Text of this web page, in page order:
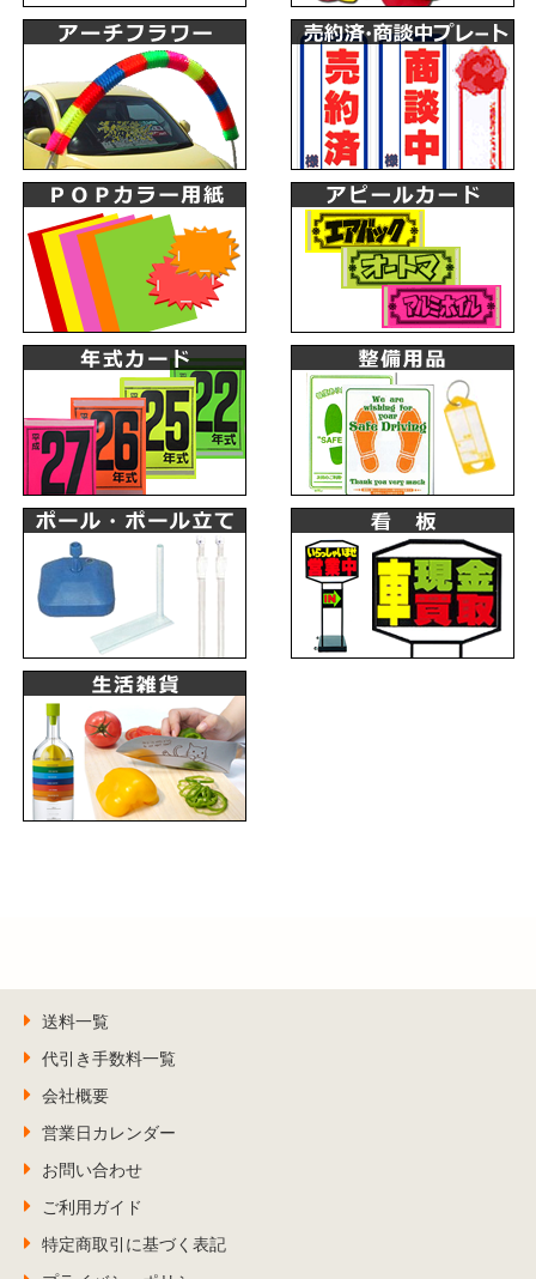
送料一覧
代引き手数料一覧
会社概要
営業日カレンダー
お問い合わせ
ご利用ガイド
特定商取引に基づく表記